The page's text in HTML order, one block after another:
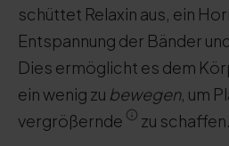
schüttet Relaxin aus, ein
Entspannung der Bänder
Dies ermöglicht es dem
ein wenig zu bewegen, um
vergrößernde
zu schaffen.